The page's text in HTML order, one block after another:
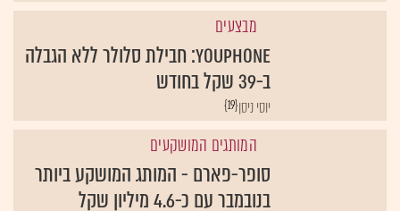
מבצעים
YouPhone: חבילת סלולר ללא הגבלה
ב-39 שקל בחודש
{19}יוסי ניסן
המותגים המושקעים
סופר-פארם - המותג המושקע ביותר
בנובמבר עם כ-4.6 מיליון שקל